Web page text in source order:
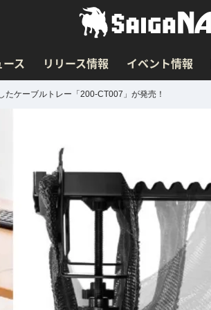
ス リリース情報 イベント情報
ケーブルトレー「200-CT007」が発売！